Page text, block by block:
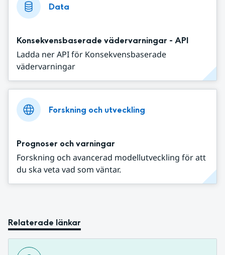
Data
Konsekvensbaserade vädervarningar - API
Ladda ner API för Konsekvensbaserade
vädervarningar
Forskning och utveckling
Prognoser och varningar
Forskning och avancerad modellutveckling för att
du ska veta vad som väntar.
Relaterade länkar